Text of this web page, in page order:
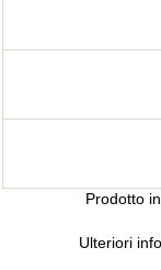
Prodotto
Ulteriori